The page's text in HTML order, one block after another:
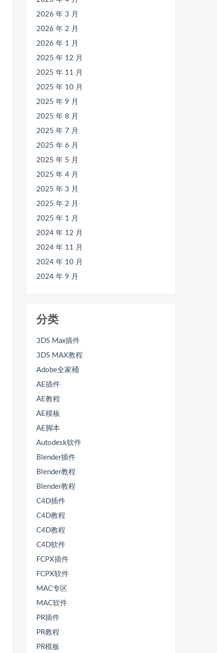
2026 年 3 月
2026 年 2 月
2026 年 1 月
2025 年 12 月
2025 年 11 月
2025 年 10 月
2025 年 9 月
2025 年 8 月
2025 年 7 月
2025 年 6 月
2025 年 5 月
2025 年 4 月
2025 年 3 月
2025 年 2 月
2025 年 1 月
2024 年 12 月
2024 年 11 月
2024 年 10 月
2024 年 9 月
分类
3DS Max插件
3DS MAX教程
Adobe全家桶
AE插件
AE教程
AE模板
AE脚本
Autodesk软件
Blender插件
Blender教程
Blender教程
C4D插件
C4D教程
C4D教程
C4D软件
FCPX插件
FCPX软件
MAC专区
MAC软件
PR插件
PR教程
PR模板